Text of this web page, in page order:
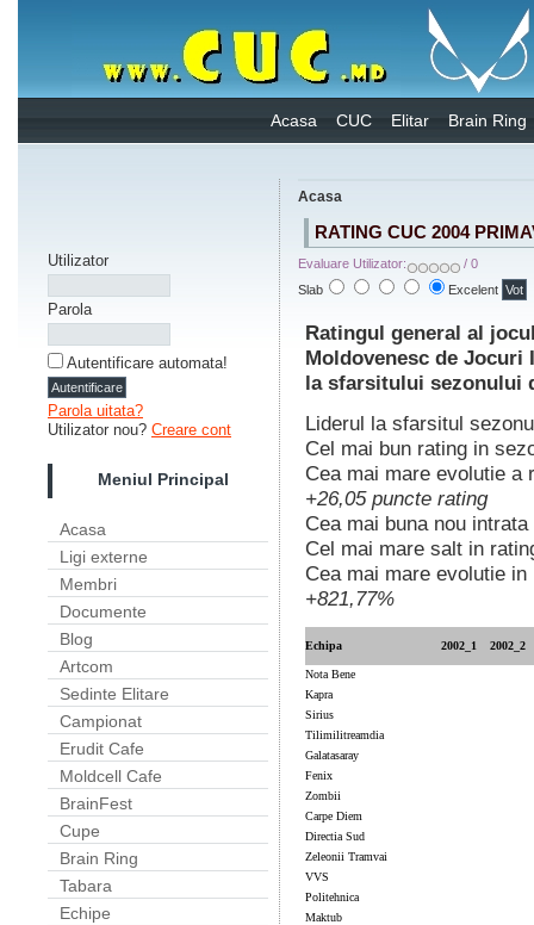
Acasa CUC Elitar Brain Ring
Utilizator
Parola
Autentificare automata!
Parola uitata?
Utilizator nou? Creare cont
Meniul Principal
Acasa
Ligi externe
Membri
Documente
Blog
Artcom
Sedinte Elitare
Campionat
Erudit Cafe
Moldcell Cafe
BrainFest
Cupe
Brain Ring
Tabara
Echipe
Acasa
RATING CUC 2004
Evaluare Utilizator:
/ 0
Slab
Excelent
Ratingul general al
Moldovenesc de Jocuri
la sfarsitului sezonului
Liderul la sfarsitul
Cel mai bun rating in
Cea mai mare evolutie a
+26,05 puncte rating
Cea mai buna nou
Cel mai mare salt in
Cea mai mare evolutie
+821,77%
Echipa 2002_1 2002_2
Nota Bene
Kapra
Sirius
Tilimilitreamdia
Galatasaray
Fenix
Zombii
Carpe Diem
Directia Sud
Zeleonii Tramvai
VVS
Politehnica
Maktub